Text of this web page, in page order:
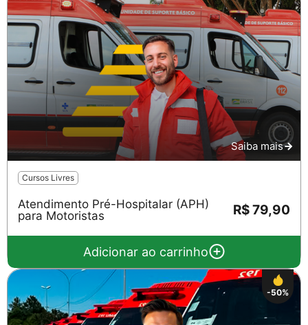
Saiba mais
Cursos Livres
Atendimento Pré-Hospitalar (APH)
para Motoristas
R$ 79,90
Adicionar ao carrinho
-50%